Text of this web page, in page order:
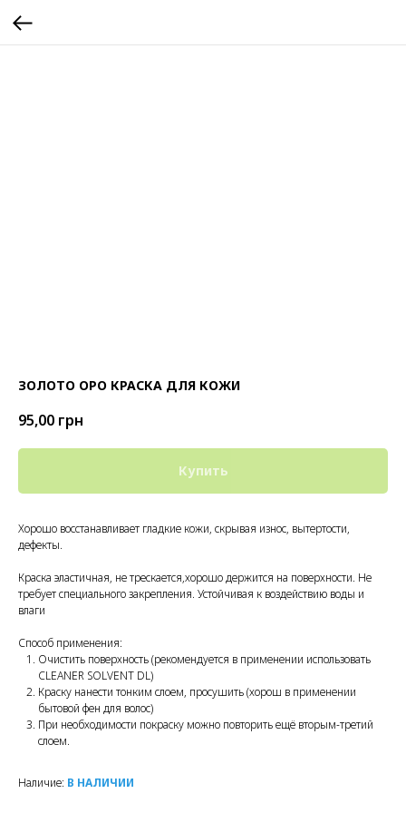
ЗОЛОТО ОРО КРАСКА ДЛЯ КОЖИ
95,00 грн
Купить
Хорошо восстанавливает гладкие кожи, скрывая износ, вытертости,
дефекты.
Краска эластичная, не трескается,хорошо держится на поверхности. Не
требует специального закрепления. Устойчивая к воздействию воды и
влаги
Способ применения:
Очистить поверхность (рекомендуется в применении использовать
CLEANER SOLVENT DL)
Краску нанести тонким слоем, просушить (хорош в применении
бытовой фен для волос)
При необходимости покраску можно повторить ещё вторым-третий
слоем.
Наличие: В НАЛИЧИИ